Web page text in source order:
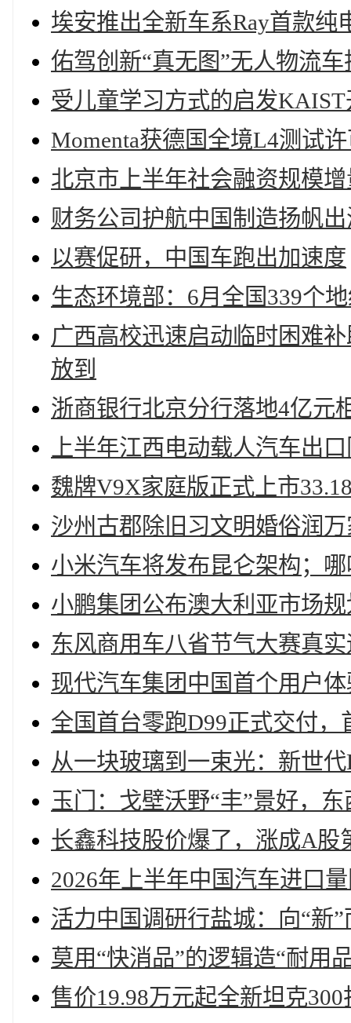
埃安推出全新车系Ray首款纯
佑驾创新“真无图”无人物流
受儿童学习方式的启发
Momenta获德国全境L4测试
北京市上半年社会融资规模
财务公司护航中国制造扬帆
以赛促研，中国车跑出加速度
生态环境部：6月全国339个
广西高校迅速启动临时困难
放到
浙商银行北京分行落地4亿元
上半年江西电动载人汽车出
魏牌V9X家庭版正式上市
沙州古郡除旧习文明婚俗润
小米汽车将发布昆仑架构；
小鹏集团公布澳大利亚市场
东风商用车八省节气大赛真
现代汽车集团中国首个用户
全国首台零跑D99正式交付
从一块玻璃到一束光：新世
玉门：戈壁沃野“丰”景好，
长鑫科技股价爆了，涨成A股
2026年上半年中国汽车进口
活力中国调研行盐城：向“新”
莫用“快消品”的逻辑造“耐用
售价19.98万元起全新坦克